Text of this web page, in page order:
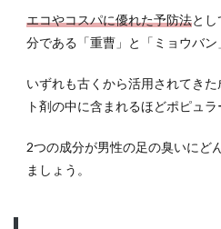
エコやコスパに優れた予防法と
分である「重曹」と「ミョウバン
いずれも古くから活用されてき
ト剤の中に含まれるほどポピュラ
2つの成分が男性の足の臭いにど
ましょう。